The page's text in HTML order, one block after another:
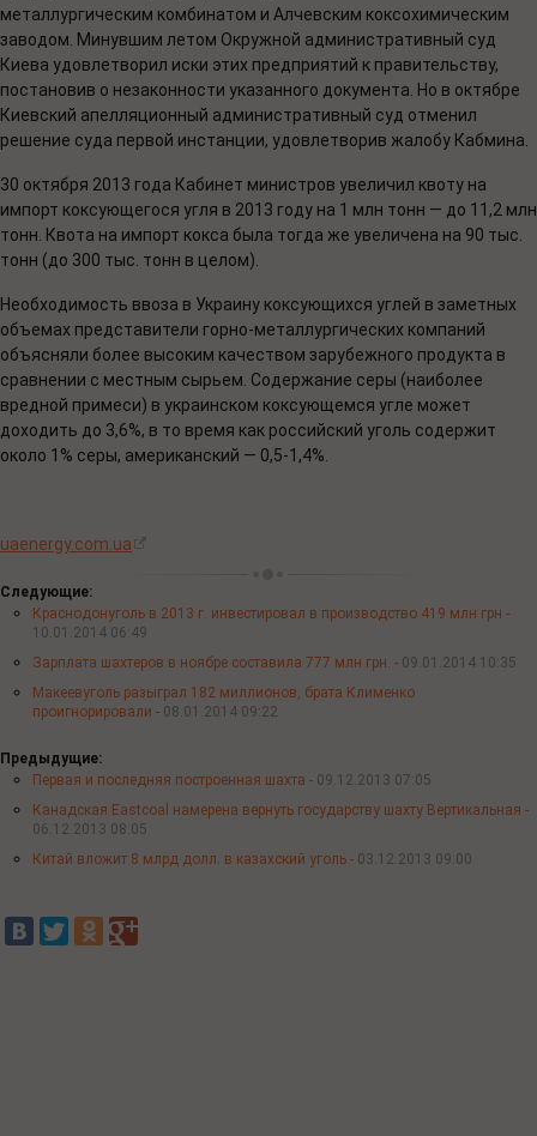
металлургическим комбинатом и Алчевским коксохимическим
заводом. Минувшим летом Окружной административный суд
Киева удовлетворил иски этих предприятий к правительству,
постановив о незаконности указанного документа. Но в октябре
Киевский апелляционный административный суд отменил
решение суда первой инстанции, удовлетворив жалобу Кабмина.
30 октября 2013 года Кабинет министров увеличил квоту на
импорт коксующегося угля в 2013 году на 1 млн тонн — до 11,2 млн
тонн. Квота на импорт кокса была тогда же увеличена на 90 тыс.
тонн (до 300 тыс. тонн в целом).
Необходимость ввоза в Украину коксующихся углей в заметных
объемах представители горно-металлургических компаний
объясняли более высоким качеством зарубежного продукта в
сравнении с местным сырьем. Содержание серы (наиболее
вредной примеси) в украинском коксующемся угле может
доходить до 3,6%, в то время как российский уголь содержит
около 1% серы, американский — 0,5-1,4%.
uaenergy.com.ua
Следующие:
Краснодонуголь в 2013 г. инвестировал в производство 419 млн грн -
10.01.2014 06:49
Зарплата шахтеров в ноябре составила 777 млн ​​грн. - 09.01.2014 10:35
Макеевуголь разыграл 182 миллионов, брата Клименко
проигнорировали - 08.01.2014 09:22
Предыдущие:
Первая и последняя построенная шахта - 09.12.2013 07:05
Канадская Eastсoal намерена вернуть государству шахту Вертикальная -
06.12.2013 08:05
Китай вложит 8 млрд долл. в казахский уголь - 03.12.2013 09:00